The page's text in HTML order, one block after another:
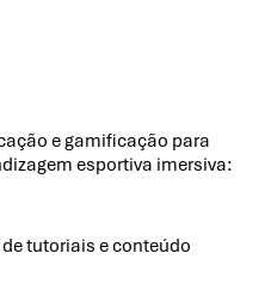
e gamificação para
esportiva imersiva:
tutoriais e conteúdo